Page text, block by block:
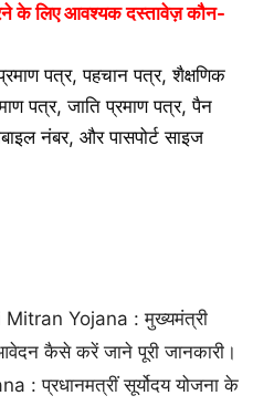
के लिए आवश्यक दस्तावेज़ कौन-
पत्र, पहचान पत्र, शैक्षणिक
पत्र, जाति प्रमाण पत्र, पैन
नंबर, और पासपोर्ट साइज
Yojana : मुख्यमंत्री
कैसे करें जाने पूरी जानकारी।
: प्रधानमत्रीं सूर्योदय योजना के